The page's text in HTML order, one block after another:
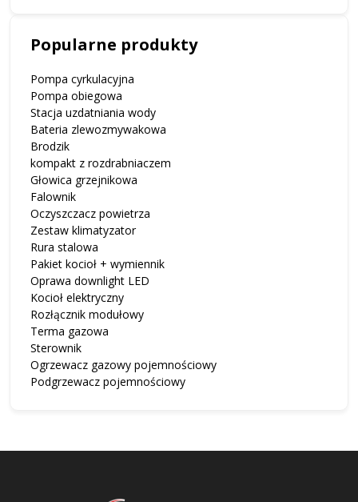
Popularne produkty
Pompa cyrkulacyjna
Pompa obiegowa
Stacja uzdatniania wody
Bateria zlewozmywakowa
Brodzik
kompakt z rozdrabniaczem
Głowica grzejnikowa
Falownik
Oczyszczacz powietrza
Zestaw klimatyzator
Rura stalowa
Pakiet kocioł + wymiennik
Oprawa downlight LED
Kocioł elektryczny
Rozłącznik modułowy
Terma gazowa
Sterownik
Ogrzewacz gazowy pojemnościowy
Podgrzewacz pojemnościowy